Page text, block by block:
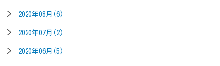
2020年08月(6)
2020年07月(2)
2020年06月(5)